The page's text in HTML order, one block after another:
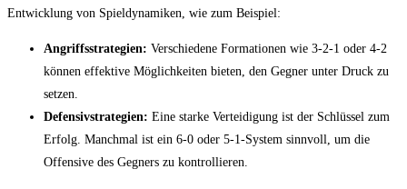
Entwicklung von ‌Spieldynamiken, wie zum Beispiel:
Angriffsstrategien: ‌Verschiedene Formationen wie‍ 3-2-1 oder 4-2
‍können effektive Möglichkeiten bieten, den Gegner unter Druck zu
setzen.
Defensivstrategien: Eine starke⁢ Verteidigung ist der Schlüssel zum
Erfolg. Manchmal ist ein‌ 6-0 oder 5-1-System ⁢sinnvoll, um die
Offensive des‌ Gegners zu kontrollieren.